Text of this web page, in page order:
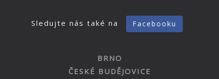
Sledujte nás také na Facebooku
BRNO
ČESKÉ BUDĚJOVICE